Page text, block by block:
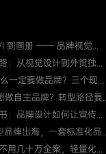
到画册 —— 品牌视觉...
：从视觉设计到外贸独...
一定要做品牌？三个现...
做自主品牌？转型路径要
：品牌设计如何让宣传...
品牌出海，一套标准化品
用几十万全案，轻量化...